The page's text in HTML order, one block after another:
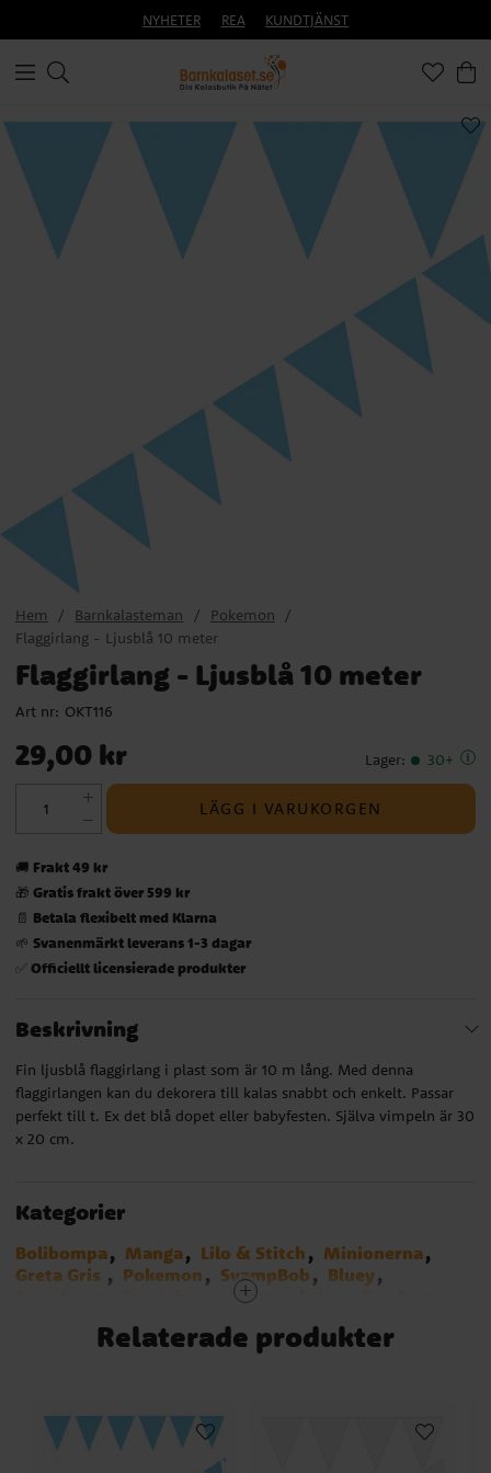
NYHETER REA KUNDTJÄNST
Hem Barnkalasteman
Pokemon
Flaggirlang - Ljusblå 10 meter
Flaggirlang - Ljusblå 10 meter
Art nr: OKT116
Pris: 29,00 kr
29,00 kr Lager: 30+
LÄGG I VARUKORGEN
🚚 Frakt 49 kr
🎁 Gratis frakt över 599 kr
📄 Betala flexibelt med Klarna
🌱 Svanenmärkt leverans 1-3 dagar
✅ Officiellt licensierade produkter
Beskrivning
Fin ljusblå flaggirlang i plast som är 10 m lång. Med denna
flaggirlangen kan du dekorera till kalas snabbt och enkelt. Passar
perfekt till t. Ex det blå dopet eller babyfesten. Själva vimpeln är 30
x 20 cm.
Kategorier
Bolibompa Manga Lilo & Stitch
Minionerna
Greta Gris
Pokemon SvampBob
Bluey
Bamse kalas
Cocomelon
Stumble Guys
1-årskalas Musse Pigg
Girlanger & Vimplar
Teman
Hängande dekorationer
Relaterade produkter